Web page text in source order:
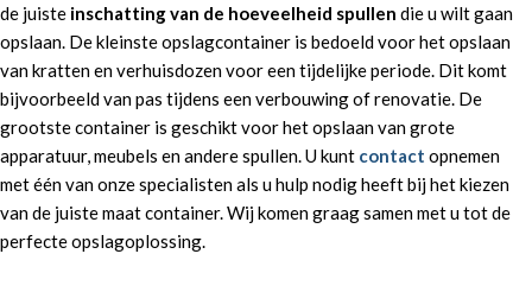
de juiste inschatting van de hoeveelheid spullen die u wilt gaan
opslaan. De kleinste opslagcontainer is bedoeld voor het opslaan
van kratten en verhuisdozen voor een tijdelijke periode. Dit komt
bijvoorbeeld van pas tijdens een verbouwing of renovatie. De
grootste container is geschikt voor het opslaan van grote
apparatuur, meubels en andere spullen. U kunt contact opnemen
met één van onze specialisten als u hulp nodig heeft bij het kiezen
van de juiste maat container. Wij komen graag samen met u tot de
perfecte opslagoplossing.